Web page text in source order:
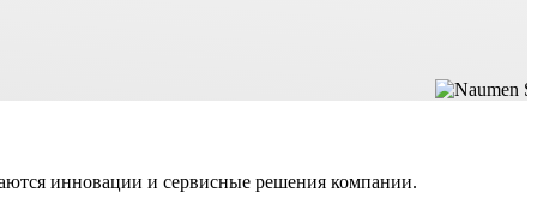
инновации и сервисные решения компании.